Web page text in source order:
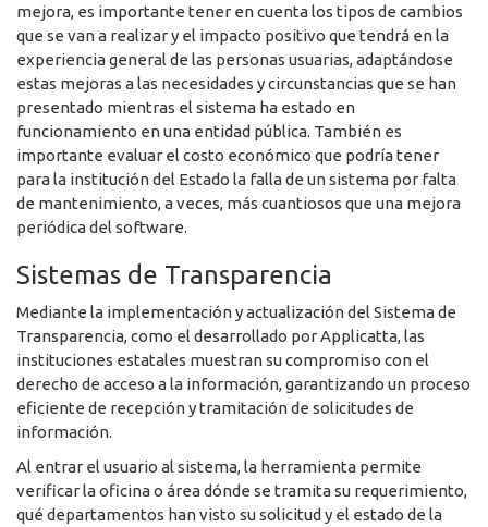
mejora, es importante tener en cuenta los tipos de cambios
que se van a realizar y el impacto positivo que tendrá en la
experiencia general de las personas usuarias, adaptándose
estas mejoras a las necesidades y circunstancias que se han
presentado mientras el sistema ha estado en
funcionamiento en una entidad pública. También es
importante evaluar el costo económico que podría tener
para la institución del Estado la falla de un sistema por falta
de mantenimiento, a veces, más cuantiosos que una mejora
periódica del software.
Sistemas de Transparencia
Mediante la implementación y actualización del Sistema de
Transparencia, como el desarrollado por Applicatta, las
instituciones estatales muestran su compromiso con el
derecho de acceso a la información, garantizando un proceso
eficiente de recepción y tramitación de solicitudes de
información.
Al entrar el usuario al sistema, la herramienta permite
verificar la oficina o área dónde se tramita su requerimiento,
qué departamentos han visto su solicitud y el estado de la